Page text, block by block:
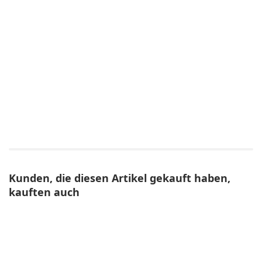
Kunden, die diesen Artikel gekauft haben,
kauften auch